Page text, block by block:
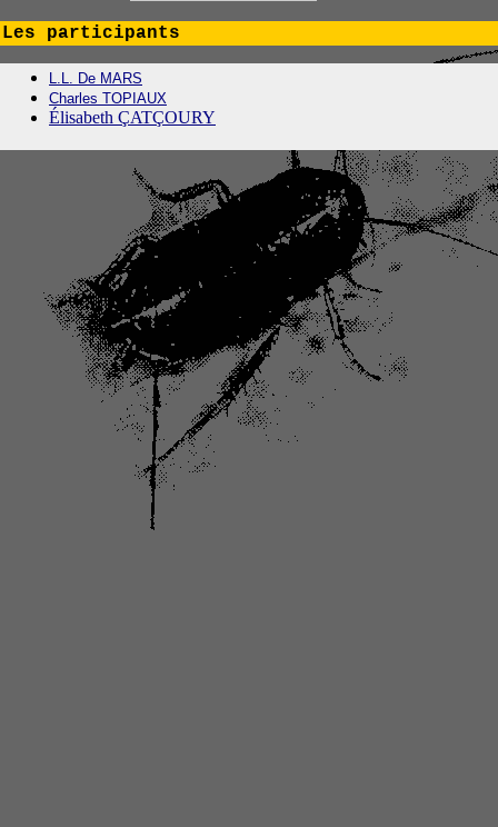
Les participants
L.L. De MARS
Charles TOPIAUX
Élisabeth ÇATÇOURY